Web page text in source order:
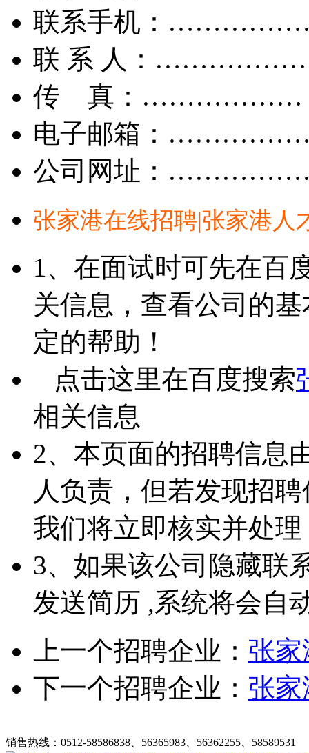
联系手机：
联 系 人：
传 真：………………
电子邮箱：
公司网址：
张家港在线招聘|张家港人
1、在面试时可先在百
关信息，查看公司的
定的帮助！
点击这里在百度搜索
相关信息
2、本页面的招聘信息
人负责，但若发现招
我们将立即核实并处理
3、如果该公司隐藏联
发送简历 ,系统将会自
上一个招聘企业： 张
下一个招聘企业： 张
销售热线：0512-58586838、56365983、56362255、58589531